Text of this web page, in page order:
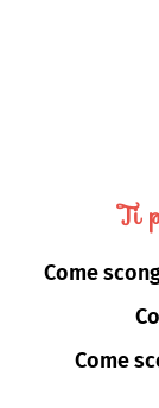
Ti
Come
Come